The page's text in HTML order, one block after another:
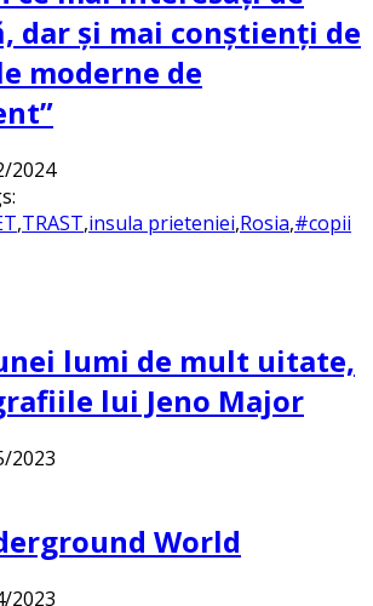
dar și mai conștienți de
moderne de
2024
,TRAST,insula prieteniei,Rosia,#copii
lumi de mult uitate,
lui Jeno Major
2023
World
2023